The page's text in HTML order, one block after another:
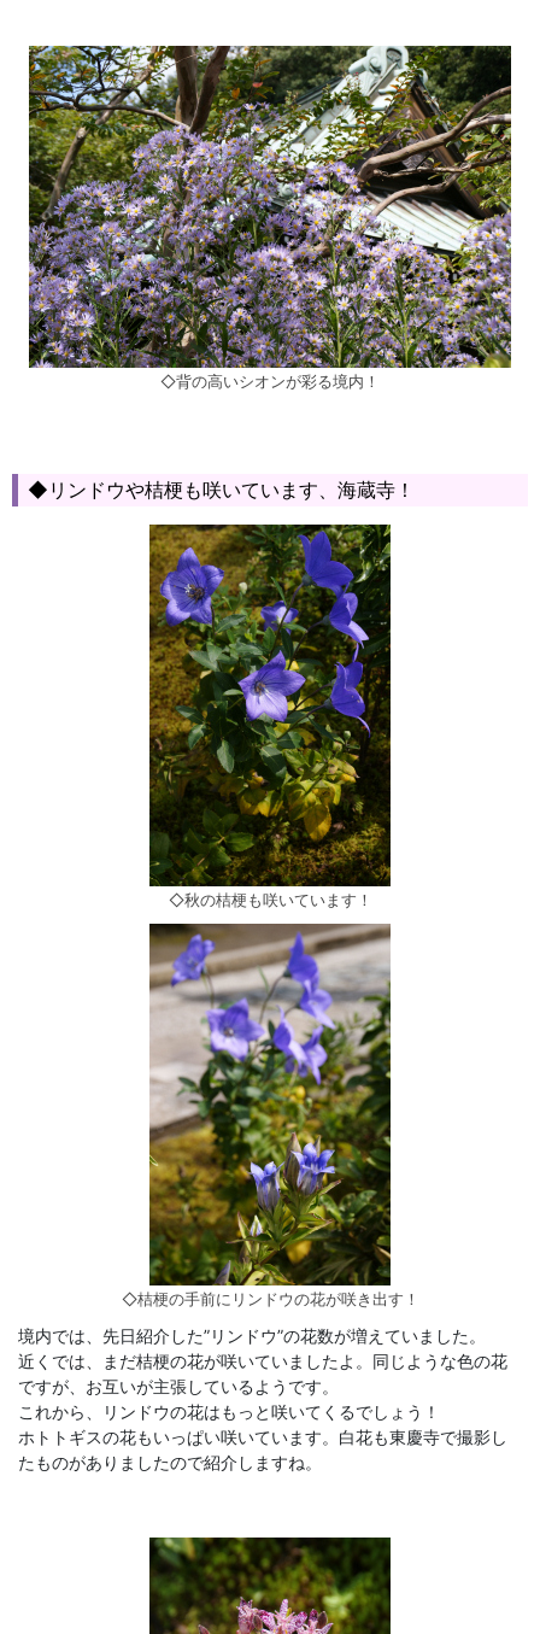
◇背の高いシオンが彩る境内！
◆リンドウや桔梗も咲いています、海蔵寺！
◇秋の桔梗も咲いています！
◇桔梗の手前にリンドウの花が咲き出す！
境内では、先日紹介した”リンドウ”の花数が増えていました。
近くでは、まだ桔梗の花が咲いていましたよ。同じような色の花
ですが、お互いが主張しているようです。
これから、リンドウの花はもっと咲いてくるでしょう！
ホトトギスの花もいっぱい咲いています。白花も東慶寺で撮影し
たものがありましたので紹介しますね。